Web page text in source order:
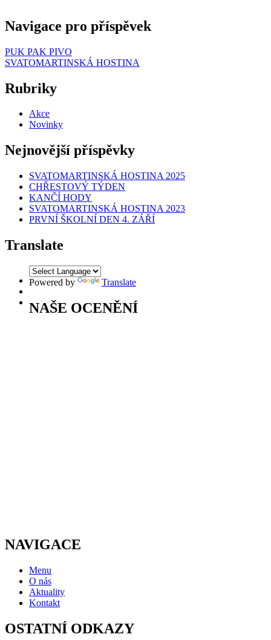
Navigace pro příspěvek
PUK PAK PIVO
SVATOMARTINSKÁ HOSTINA
Rubriky
Akce
Novinky
Nejnovější příspěvky
SVATOMARTINSKÁ HOSTINA 2025
CHŘESTOVÝ TÝDEN
KANČÍ HODY
SVATOMARTINSKÁ HOSTINA 2023
PRVNÍ ŠKOLNÍ DEN 4. ZÁŘÍ
Translate
Powered by Translate
NAŠE OCENĚNÍ
NAVIGACE
Menu
O nás
Aktuality
Kontakt
OSTATNÍ ODKAZY